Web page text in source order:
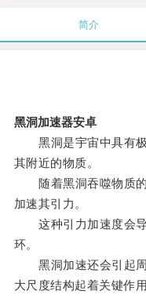
简介
黑洞加速器安卓
黑洞是宇宙中具有极
其附近的物质。
随着黑洞吞噬物质的
加速其引力。
这种引力加速度会导
环。
黑洞加速还会引起周
大尺度结构起着关键作用